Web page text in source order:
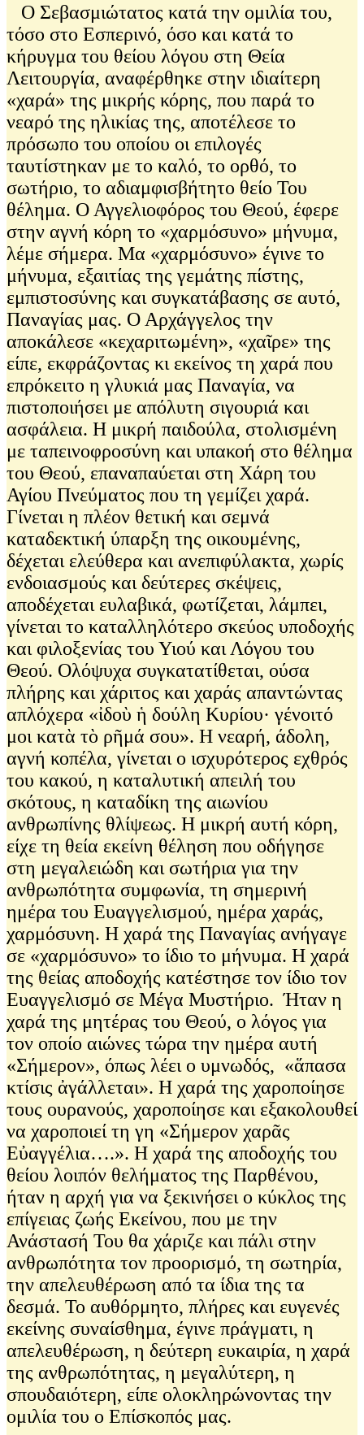
Ο Σεβασμιώτατος κατά την ομιλία του,
τόσο στο Εσπερινό, όσο και κατά το
κήρυγμα του θείου λόγου στη Θεία
Λειτουργία, αναφέρθηκε στην ιδιαίτερη
«χαρά» της μικρής κόρης, που παρά το
νεαρό της ηλικίας της, αποτέλεσε το
πρόσωπο του οποίου οι επιλογές
ταυτίστηκαν με το καλό, το ορθό, το
σωτήριο, το αδιαμφισβήτητο θείο Του
θέλημα. Ο Αγγελιοφόρος του Θεού, έφερε
στην αγνή κόρη το «χαρμόσυνο» μήνυμα,
λέμε σήμερα. Μα «χαρμόσυνο» έγινε το
μήνυμα, εξαιτίας της γεμάτης πίστης,
εμπιστοσύνης και συγκατάβασης σε αυτό,
Παναγίας μας. Ο Αρχάγγελος την
αποκάλεσε «κεχαριτωμένη», «χαῖρε» της
είπε, εκφράζοντας κι εκείνος τη χαρά που
επρόκειτο η γλυκιά μας Παναγία, να
πιστοποιήσει με απόλυτη σιγουριά και
ασφάλεια. Η μικρή παιδούλα, στολισμένη
με ταπεινοφροσύνη και υπακοή στο θέλημα
του Θεού, επαναπαύεται στη Χάρη του
Αγίου Πνεύματος που τη γεμίζει χαρά.
Γίνεται η πλέον θετική και σεμνά
καταδεκτική ύπαρξη της οικουμένης,
δέχεται ελεύθερα και ανεπιφύλακτα, χωρίς
ενδοιασμούς και δεύτερες σκέψεις,
αποδέχεται ευλαβικά, φωτίζεται, λάμπει,
γίνεται το καταλληλότερο σκεύος υποδοχής
και φιλοξενίας του Υιού και Λόγου του
Θεού. Ολόψυχα συγκατατίθεται, ούσα
πλήρης και χάριτος και χαράς απαντώντας
απλόχερα «ἰδοὺ ἡ δούλη Κυρίου· γένοιτό
μοι κατὰ τὸ ρῆμά σου». Η νεαρή, άδολη,
αγνή κοπέλα, γίνεται ο ισχυρότερος εχθρός
του κακού, η καταλυτική απειλή του
σκότους, η καταδίκη της αιωνίου
ανθρωπίνης θλίψεως. Η μικρή αυτή κόρη,
είχε τη θεία εκείνη θέληση που οδήγησε
στη μεγαλειώδη και σωτήρια για την
ανθρωπότητα συμφωνία, τη σημερινή
ημέρα του Ευαγγελισμού, ημέρα χαράς,
χαρμόσυνη. Η χαρά της Παναγίας ανήγαγε
σε «χαρμόσυνο» το ίδιο το μήνυμα. Η χαρά
της θείας αποδοχής κατέστησε τον ίδιο τον
Ευαγγελισμό σε Μέγα Μυστήριο. Ήταν η
χαρά της μητέρας του Θεού, ο λόγος για
τον οποίο αιώνες τώρα την ημέρα αυτή
«Σήμερον», όπως λέει ο υμνωδός, «ἅπασα
κτίσις ἀγάλλεται». Η χαρά της χαροποίησε
τους ουρανούς, χαροποίησε και εξακολουθεί
να χαροποιεί τη γη «Σήμερον χαρᾶς
Εὐαγγέλια….». Η χαρά της αποδοχής του
θείου λοιπόν θελήματος της Παρθένου,
ήταν η αρχή για να ξεκινήσει ο κύκλος της
επίγειας ζωής Εκείνου, που με την
Ανάστασή Του θα χάριζε και πάλι στην
ανθρωπότητα τον προορισμό, τη σωτηρία,
την απελευθέρωση από τα ίδια της τα
δεσμά. Το αυθόρμητο, πλήρες και ευγενές
εκείνης συναίσθημα, έγινε πράγματι, η
απελευθέρωση, η δεύτερη ευκαιρία, η χαρά
της ανθρωπότητας, η μεγαλύτερη, η
σπουδαιότερη, είπε ολοκληρώνοντας την
ομιλία του ο Επίσκοπός μας.